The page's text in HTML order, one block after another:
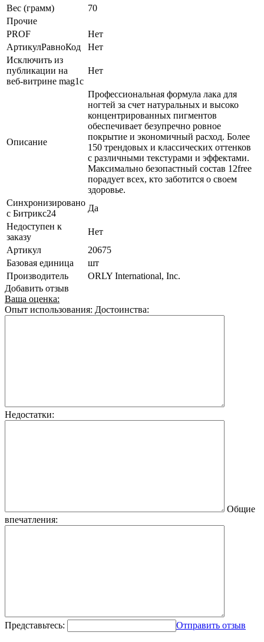
Вес (грамм)
70
Прочие
PROF
Нет
АртикулРавноКод
Нет
Исключить из
публикации на
веб-витрине mag1c
Нет
Описание
Профессиональная формула лака для
ногтей за счет натуральных и высоко
концентрированных пигментов
обеспечивает безупречно ровное
покрытие и экономичный расход. Более
150 трендовых и классических оттенков
с различными текстурами и эффектами.
Максимально безопастный состав 12free
порадует всех, кто заботится о своем
здоровье.
Синхронизировано
с Битрикс24
Да
Недоступен к
заказу
Нет
Артикул
20675
Базовая единица
шт
Производитель
ORLY International, Inc.
Добавить отзыв
Ваша оценка:
Опыт использования: Достоинства:
Недостатки:
Общие
впечатления:
Представьтесь: Отправить отзыв